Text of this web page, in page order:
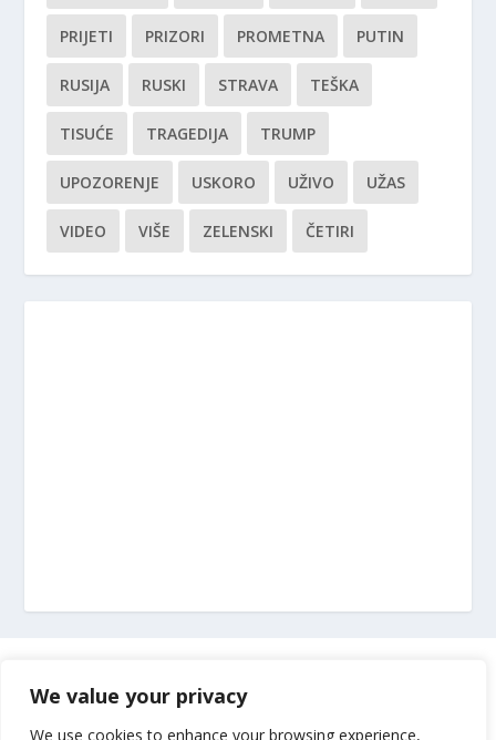
We value your privacy
We use cookies to enhance your browsing experience,
PRIJETI PRIZORI PROMETNA PUTIN
RUSIJA RUSKI STRAVA TEŠKA
TISUĆE TRAGEDIJA TRUMP
UPOZORENJE USKORO UŽIVO UŽAS
VIDEO VIŠE ZELENSKI ČETIRI
Impressum